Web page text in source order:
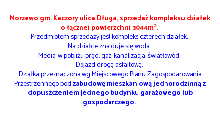
Morzewo gm. Kaczory ulica Długa, sprzedaż kompleksu działek
o łącznej powierzchni 3044m2.
Przedmiotem sprzedaży jest kompleks czterech działek.
Na działce znajduje się woda.
Media: w pobliżu prąd, gaz, kanalizacja, światłowód.
Dojazd drogą asfaltową.
Działka przeznaczona wg Miejscowego Planu Zagospodarowania
Przestrzennego podzabudowę mieszkaniową jednorodzinną z
dopuszczeniem jednego budynku garażowego lub
gospodarczego.